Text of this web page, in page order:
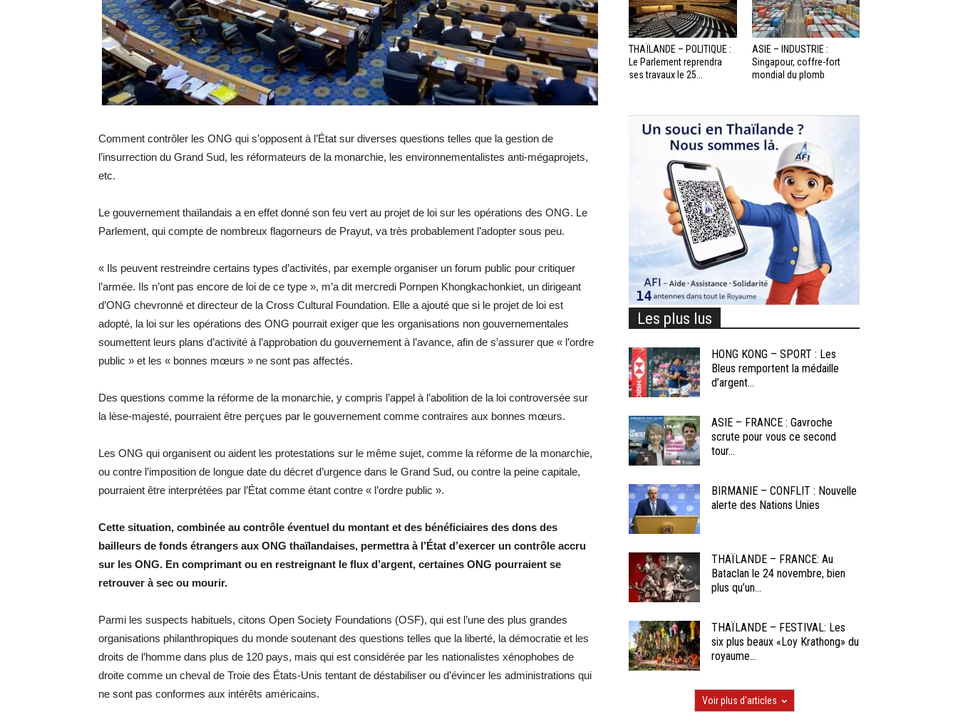
Comment contrôler les ONG qui s’opposent à l’État sur diverses questions telles que la gestion de
l’insurrection du Grand Sud, les réformateurs de la monarchie, les environnementalistes anti-mégaprojets,
etc.
Le gouvernement thaïlandais a en effet donné son feu vert au projet de loi sur les opérations des ONG. Le
Parlement, qui compte de nombreux flagorneurs de Prayut, va très probablement l’adopter sous peu.
« Ils peuvent restreindre certains types d’activités, par exemple organiser un forum public pour critiquer
l’armée. Ils n’ont pas encore de loi de ce type », m’a dit mercredi Pornpen Khongkachonkiet, un dirigeant
d’ONG chevronné et directeur de la Cross Cultural Foundation. Elle a ajouté que si le projet de loi est
adopté, la loi sur les opérations des ONG pourrait exiger que les organisations non gouvernementales
soumettent leurs plans d’activité à l’approbation du gouvernement à l’avance, afin de s’assurer que « l’ordre
public » et les « bonnes mœurs » ne sont pas affectés.
Des questions comme la réforme de la monarchie, y compris l’appel à l’abolition de la loi controversée sur
la lèse-majesté, pourraient être perçues par le gouvernement comme contraires aux bonnes mœurs.
Les ONG qui organisent ou aident les protestations sur le même sujet, comme la réforme de la monarchie,
ou contre l’imposition de longue date du décret d’urgence dans le Grand Sud, ou contre la peine capitale,
pourraient être interprétées par l’État comme étant contre « l’ordre public ».
Cette situation, combinée au contrôle éventuel du montant et des bénéficiaires des dons des
bailleurs de fonds étrangers aux ONG thaïlandaises, permettra à l’État d’exercer un contrôle accru
sur les ONG. En comprimant ou en restreignant le flux d’argent, certaines ONG pourraient se
retrouver à sec ou mourir.
Parmi les suspects habituels, citons Open Society Foundations (OSF), qui est l’une des plus grandes
organisations philanthropiques du monde soutenant des questions telles que la liberté, la démocratie et les
droits de l’homme dans plus de 120 pays, mais qui est considérée par les nationalistes xénophobes de
droite comme un cheval de Troie des États-Unis tentant de déstabiliser ou d’évincer les administrations qui
ne sont pas conformes aux intérêts américains.
THAÏLANDE – POLITIQUE :
Le Parlement reprendra
ses travaux le 25...
ASIE – INDUSTRIE :
Singapour, coffre-fort
mondial du plomb
Les plus lus
HONG KONG – SPORT : Les
Bleus remportent la médaille
d’argent...
ASIE – FRANCE : Gavroche
scrute pour vous ce second
tour...
BIRMANIE – CONFLIT : Nouvelle
alerte des Nations Unies
THAÏLANDE – FRANCE: Au
Bataclan le 24 novembre, bien
plus qu’un...
THAÏLANDE – FESTIVAL: Les
six plus beaux «Loy Krathong» du
royaume...
Voir plus d'articles